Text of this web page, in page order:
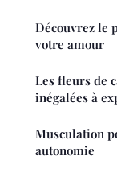
Découvrez le
votre amour
Les fleurs de
inégalées à
Musculation
autonomie